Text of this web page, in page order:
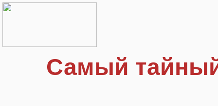
Самый